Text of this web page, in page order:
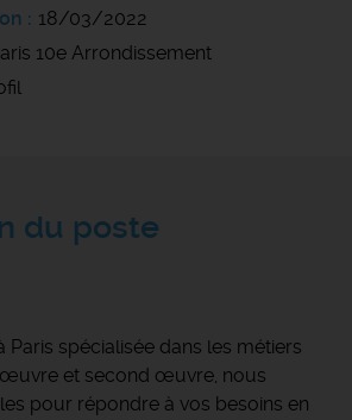
18/03/2022
10e Arrondissement
du poste
Paris spécialisée dans les métiers
et second œuvre, nous
pour répondre à vos besoins en